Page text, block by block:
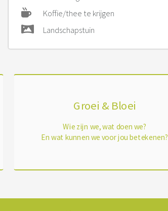
Koffie/thee te krijgen
Landschapstuin
Groei & Bloei
Wie zijn we, wat doen we?
En wat kunnen we voor jou betekenen?